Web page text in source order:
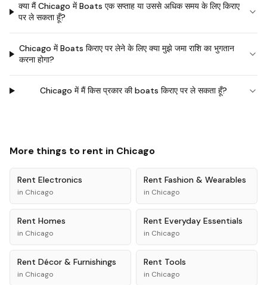
क्या मैं Chicago में Boats एक सप्ताह या उससे अधिक समय के लिए किराए
पर ले सकता हूँ?
Chicago में Boats किराए पर लेने के लिए क्या मुझे जमा राशि का भुगतान
करना होगा?
Chicago में मैं किस प्रकार की boats किराए पर ले सकता हूँ?
More things to rent in Chicago
Rent Electronics
in Chicago
Rent Fashion & Wearables
in Chicago
Rent Homes
in Chicago
Rent Everyday Essentials
in Chicago
Rent Décor & Furnishings
in Chicago
Rent Tools
in Chicago